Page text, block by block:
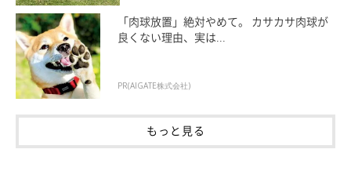
「肉球放置」絶対やめて。 カサカサ肉球が
良くない理由、実は...
PR(AIGATE株式会社)
もっと見る